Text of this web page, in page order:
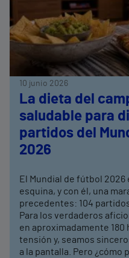
10 junio 2026
La dieta del
saludable para
partidos del
2026
El Mundial de fútbol 2026
esquina, y con él, una
precedentes: 104 partidos
Para los verdaderos
en aproximadamente 180
tensión y, seamos
a la pantalla. Pero ¿cómo